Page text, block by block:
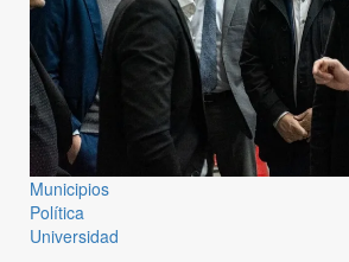
Municipios
Política
Universidad